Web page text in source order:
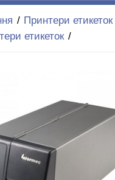
Принтери етикеток
етикеток